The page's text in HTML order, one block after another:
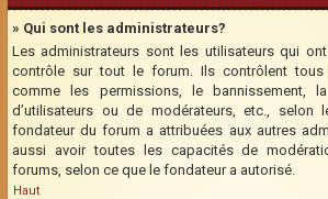
» Qui sont les administrateurs?
Les administrateurs sont les utilisateurs qui
contrôle sur tout le forum. Ils contrôlent
comme les permissions, le bannissement,
d’utilisateurs ou de modérateurs, etc., selon
fondateur du forum a attribuées aux autres
aussi avoir toutes les capacités de
forums, selon ce que le fondateur a autorisé.
Haut